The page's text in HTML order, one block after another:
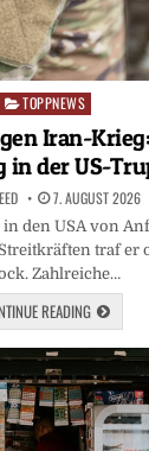
Posted
TOPPNEWS
Iran-
der US-
7. AUGUST 2026
den USA von
traf er
Zahlreiche…
READING